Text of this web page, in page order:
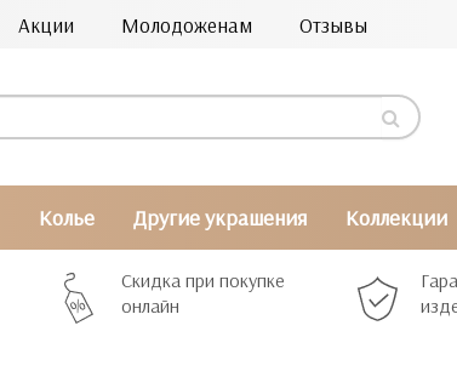
Акции Молодоженам Отзывы
Колье Другие украшения Коллекции
Скидка при покупке
онлайн